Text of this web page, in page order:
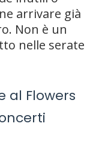
arrivare già
Non è un
nelle serate
al Flowers